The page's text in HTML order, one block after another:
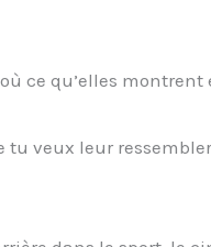
ce qu’elles montrent
tu veux leur